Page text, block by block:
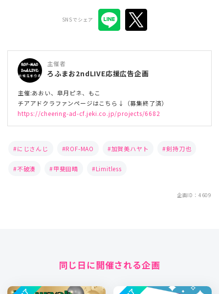
SNSでシェア
主催者
ろふまお2ndLIVE応援広告企画
主催:あおい、皐月ピネ、もこ
チアアドクラファンページはこちら↓（募集終了済）
https://cheering-ad-cf.jeki.co.jp/projects/6682
にじさんじ ROF-MAO 加賀美ハヤト 剣持刀也
不破湊 甲斐田晴 Limitless
企画ID：4609
同じ日に開催される企画